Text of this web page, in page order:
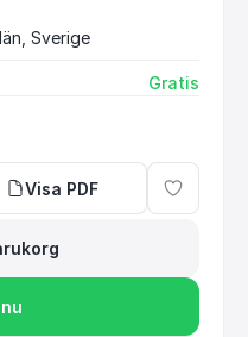
Sverige
Gratis
Visa PDF